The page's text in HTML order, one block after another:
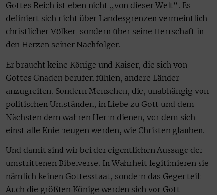
Gottes Reich ist eben nicht „von dieser Welt“. Es
definiert sich nicht über Landesgrenzen vermeintlich
christlicher Völker, sondern über seine Herrschaft in
den Herzen seiner Nachfolger.
Er braucht keine Könige und Kaiser, die sich von
Gottes Gnaden berufen fühlen, andere Länder
anzugreifen. Sondern Menschen, die, unabhängig von
politischen Umständen, in Liebe zu Gott und dem
Nächsten dem wahren Herrn dienen, vor dem sich
einst alle Knie beugen werden, wie Christen glauben.
Und damit sind wir bei der eigentlichen Aussage der
umstrittenen Bibelverse. In Wahrheit legitimieren sie
nämlich keinen Gottesstaat, sondern das Gegenteil:
Auch die größten Könige werden sich vor Gott